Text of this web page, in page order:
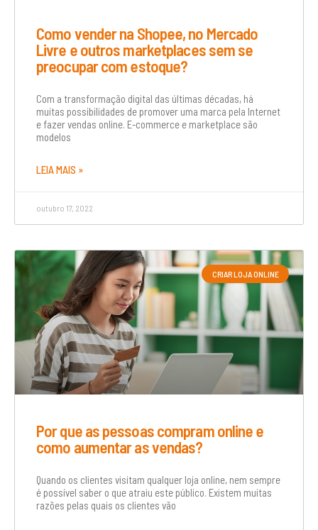
Como vender na Shopee, no Mercado
Livre e outros marketplaces sem se
preocupar com estoque?
Com a transformação digital das últimas décadas, há
muitas possibilidades de promover uma marca pela Internet
e fazer vendas online. E-commerce e marketplace são
modelos
LEIA MAIS »
outubro 17, 2022
CRIAR LOJA ONLINE
Por que as pessoas compram online e
como aumentar as vendas?
Quando os clientes visitam qualquer loja online, nem sempre
é possível saber o que atraiu este público. Existem muitas
razões pelas quais os clientes vão